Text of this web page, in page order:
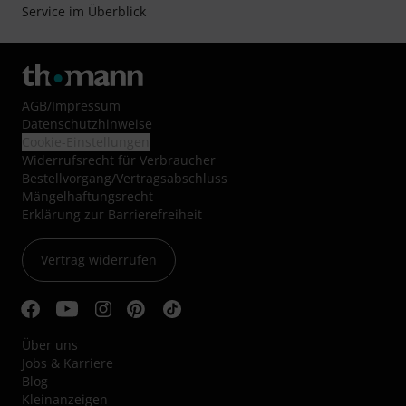
Service im Überblick
AGB/Impressum
Datenschutzhinweise
Widerrufsrecht für Verbraucher
Bestellvorgang/Vertragsabschluss
Mängelhaftungsrecht
Erklärung zur Barrierefreiheit
Vertrag widerrufen
Über uns
Jobs & Karriere
Blog
Kleinanzeigen